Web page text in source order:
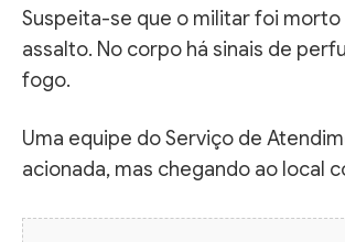
Suspeita-se que o militar foi
assalto. No corpo há sinais de
fogo.
Uma equipe do Serviço de
acionada, mas chegando ao local